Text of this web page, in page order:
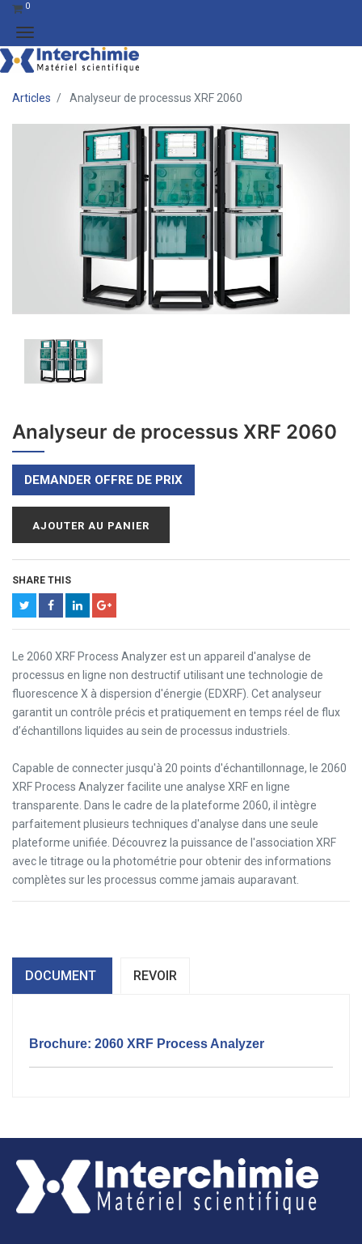
0
Articles Analyseur de processus XRF 2060
Analyseur de processus XRF 2060
DEMANDER OFFRE DE PRIX
AJOUTER AU PANIER
SHARE THIS
Le 2060 XRF Process Analyzer est un appareil d'analyse de
processus en ligne non destructif utilisant une technologie de
fluorescence X à dispersion d'énergie (EDXRF). Cet analyseur
garantit un contrôle précis et pratiquement en temps réel de flux
d’échantillons liquides au sein de processus industriels.
Capable de connecter jusqu'à 20 points d'échantillonnage, le 2060
XRF Process Analyzer facilite une analyse XRF en ligne
transparente. Dans le cadre de la plateforme 2060, il intègre
parfaitement plusieurs techniques d'analyse dans une seule
plateforme unifiée. Découvrez la puissance de l'association XRF
avec le titrage ou la photométrie pour obtenir des informations
complètes sur les processus comme jamais auparavant.
DOCUMENT REVOIR
Brochure: 2060 XRF Process Analyzer